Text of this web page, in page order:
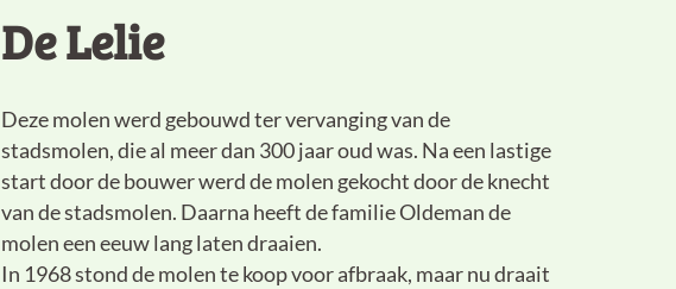
De Lelie
Deze molen werd gebouwd ter vervanging van de
stadsmolen, die al meer dan 300 jaar oud was. Na een lastige
start door de bouwer werd de molen gekocht door de knecht
van de stadsmolen. Daarna heeft de familie Oldeman de
molen een eeuw lang laten draaien.
In 1968 stond de molen te koop voor afbraak, maar nu draait